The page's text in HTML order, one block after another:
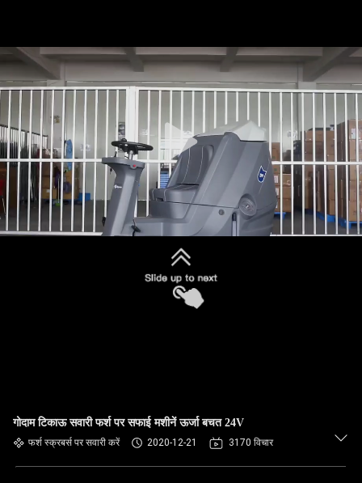
गोदाम टिकाऊ सवारी फर्श पर सफाई मशीनें ऊर्जा बचत 24V
फर्श स्क्रबर्स पर सवारी करें 2020-12-21 3170 विचार